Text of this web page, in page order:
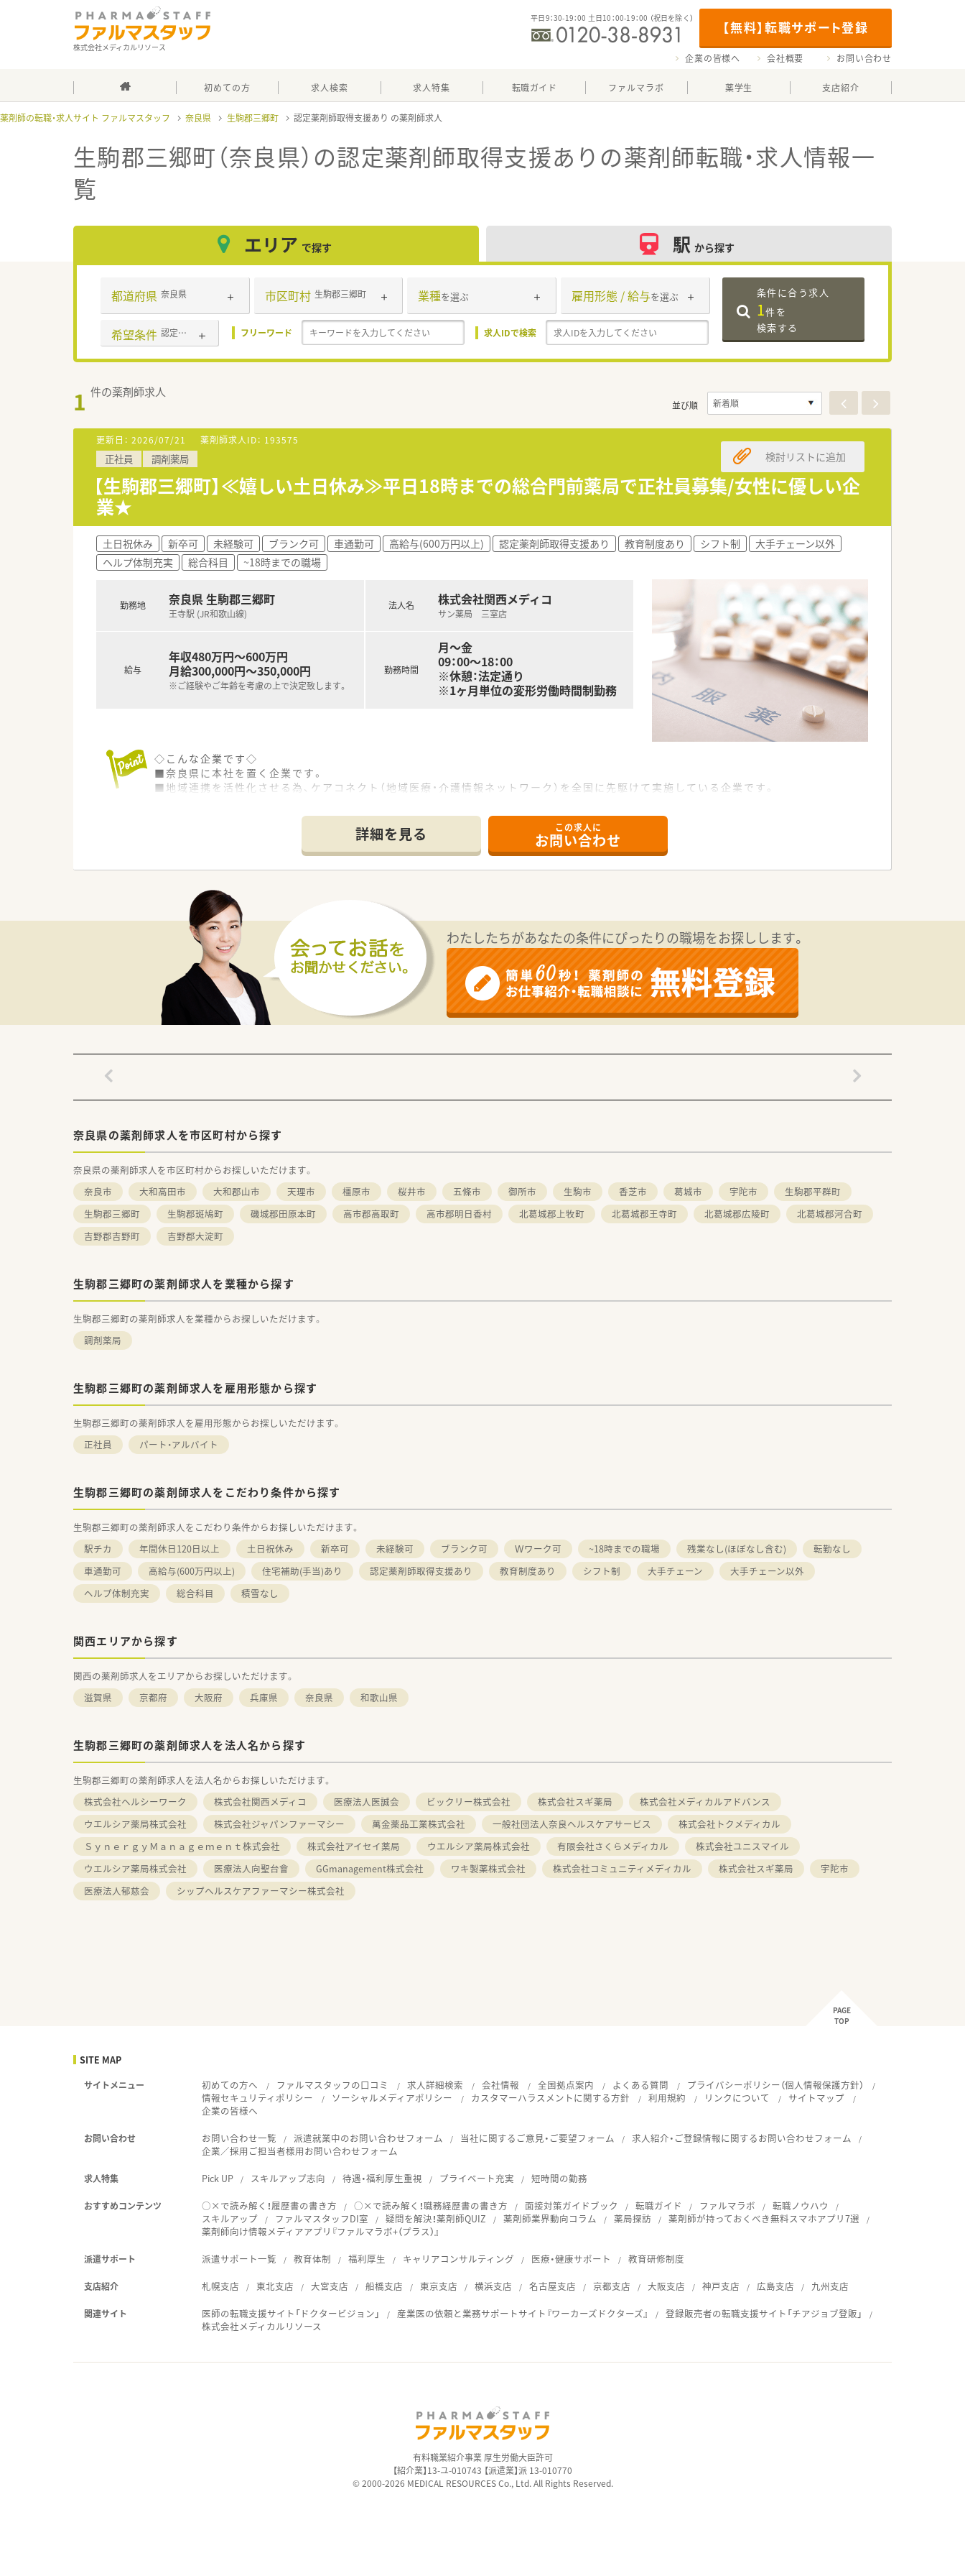
株式会社メディカルリソース
【無料】転職サポート登録
平日9：30-19：00 土日10：00-19：00 （祝日を除く）
企業の皆様へ 会社概要 お問い合わせ
初めての方 求人検索 求人特集 転職ガイド ファルマラボ 薬学生 支店紹介
薬剤師の転職・求人サイト ファルマスタッフ 奈良県 生駒郡三郷町 認定薬剤師取得支援あり
生駒郡三郷町（奈良県）の認定薬剤師取得支援あり の薬剤師転職・求人情報一
覧
エリア で探す 駅 から探す
都道府県 奈良県 市区町村 生駒郡三郷町 業種を選ぶ 雇用形態 / 給与を選ぶ
希望条件 認定薬剤師取得支援あり フリーワード 求人IDで検索
条件に合う求人
1件を
検索する
1 件の薬剤師求人
並び順
更新日： 2026/07/21 薬剤師求人ID： 193575
正社員 調剤薬局
【生駒郡三郷町】≪嬉しい土日休み≫平日18時までの総合門前薬局で正社員募集/女性に優しい企
業★
検討リストに追加
土日祝休み 新卒可 未経験可 ブランク可 車通勤可 高給与(600万円以上) 認定薬剤師取得支援あり 教育制度あり シフト制
大手チェーン以外
ヘルプ体制充実
総合科目 ~18時までの職場
勤務地 奈良県 生駒郡三郷町
王寺駅 (JR和歌山線)
給与
年収480万円～600万円
月給300,000円～350,000円
※ご経験やご年齢を考慮の上で決定致します。
法人名 株式会社関西メディコ
サン薬局 三室店
勤務時間
月～金
09：00～18：00
※休憩：法定通り
※1ヶ月単位の変形労働時間制勤務
◇こんな企業です◇
■奈良県に本社を置く企業です。
■地域連携を活性化させる為、ケアコネクト（地域医療・介護情報ネットワーク）を全国に先駆けて実施している企業です。
をしてもらいながら社内を活気付けたいという考えです。
■ライフワークバランスも重視されており、有休取得率100％、育休取得・復帰率100％、平均残業時間7ｈ/月、離職率5％など従業員満足
■ボトムアップ・地域連携・ライフワークバランスを実現している結果、「優良企業ガイド 2018」にて奈良県1位を獲得！
詳細を見る この求人に
お問い合わせ
わたしたちがあなたの条件にぴったりの職場をお探しします。
奈良県の薬剤師求人を市区町村から探す
奈良県の薬剤師求人を市区町村からお探しいただけます。
奈良市
大和高田市 大和郡山市 天理市 橿原市 桜井市 五條市 御所市 生駒市 香芝市 葛城市 宇陀市
生駒郡平群町
生駒郡三郷町
生駒郡斑鳩町 磯城郡田原本町 高市郡高取町 高市郡明日香村 北葛城郡上牧町 北葛城郡王寺町 北葛城郡広陵町
北葛城郡河合町
吉野郡吉野町
吉野郡大淀町
生駒郡三郷町の薬剤師求人を業種から探す
生駒郡三郷町の薬剤師求人を業種からお探しいただけます。
調剤薬局
生駒郡三郷町の薬剤師求人を雇用形態から探す
生駒郡三郷町の薬剤師求人を雇用形態からお探しいただけます。
正社員
パート・アルバイト
生駒郡三郷町の薬剤師求人をこだわり条件から探す
生駒郡三郷町の薬剤師求人をこだわり条件からお探しいただけます。
駅チカ
年間休日120日以上 土日祝休み 新卒可 未経験可 ブランク可 Ｗワーク可 ~18時までの職場 残業なし(ほぼなし含む)
転勤なし
車通勤可
高給与(600万円以上) 住宅補助(手当)あり 認定薬剤師取得支援あり 教育制度あり シフト制 大手チェーン
大手チェーン以外
ヘルプ体制充実
総合科目 積雪なし
関西エリアから探す
関西の薬剤師求人をエリアからお探しいただけます。
滋賀県
京都府 大阪府 兵庫県 奈良県 和歌山県
生駒郡三郷町の薬剤師求人を法人名から探す
生駒郡三郷町の薬剤師求人を法人名からお探しいただけます。
株式会社ヘルシーワーク
株式会社関西メディコ 医療法人医誠会 ビックリー株式会社 株式会社スギ薬局
株式会社メディカルアドバンス
ウエルシア薬局株式会社
株式会社ジャパンファーマシー 萬金薬品工業株式会社 一般社団法人奈良ヘルスケアサービス
株式会社トクメディカル
ＳｙｎｅｒｇｙＭａｎａｇｅｍｅｎｔ株式会社
株式会社アイセイ薬局 ウエルシア薬局株式会社 有限会社さくらメディカル
株式会社ユニスマイル
ウエルシア薬局株式会社
医療法人向聖台會 GGmanagement株式会社 ワキ製薬株式会社 株式会社コミュニティメディカル 株式会社スギ薬局
宇陀市
医療法人郁慈会
シップヘルスケアファーマシー株式会社
PAGE
TOP
SITE MAP
サイトメニュー 初めての方へ ファルマスタッフの口コミ 求人詳細検索 会社情報 全国拠点案内 よくある質問
プライバシーポリシー（個人情報保護方針）
情報セキュリティポリシー
ソーシャルメディアポリシー カスタマーハラスメントに関する方針 利用規約 リンクについて
サイトマップ
企業の皆様へ
お問い合わせ お問い合わせ一覧 派遣就業中のお問い合わせフォーム 当社に関するご意見・ご要望フォーム
求人紹介・ご登録情報に関するお問い合わせフォーム
企業／採用ご担当者様用お問い合わせフォーム
求人特集 Pick UP スキルアップ志向 待遇・福利厚生重視 プライベート充実 短時間の勤務
おすすめコンテンツ ○×で読み解く！履歴書の書き方 ○×で読み解く！職務経歴書の書き方 面接対策ガイドブック 転職ガイド ファルマラボ
転職ノウハウ
スキルアップ
ファルマスタッフDI室 疑問を解決！薬剤師QUIZ 薬剤師業界動向コラム 薬局探訪
薬剤師が持っておくべき無料スマホアプリ7選
薬剤師向け情報メディアアプリ『ファルマラボ+（プラス）』
派遣サポート 派遣サポート一覧 教育体制 福利厚生 キャリアコンサルティング 医療・健康サポート 教育研修制度
支店紹介 札幌支店 東北支店 大宮支店 船橋支店 東京支店 横浜支店 名古屋支店 京都支店 大阪支店 神戸支店 広島支店 九州支店
関連サイト 医師の転職支援サイト「ドクタービジョン」 産業医の依頼と業務サポートサイト『ワーカーズドクターズ』
登録販売者の転職支援サイト「チアジョブ登販」
株式会社メディカルリソース
有料職業紹介事業 厚生労働大臣許可
【紹介業】13-ユ-010743 【派遣業】派 13-010770
© 2000-2026 MEDICAL RESOURCES Co., Ltd. All Rights Reserved.